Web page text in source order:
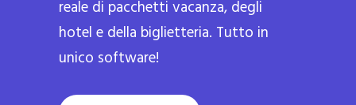
reale di pacchetti vacanza, degli
hotel e della biglietteria. Tutto in
unico software!